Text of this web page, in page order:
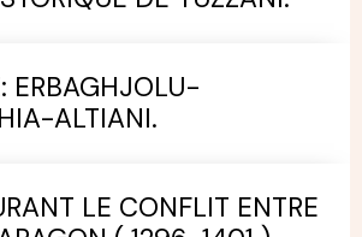
ERBAGHJOLU-
ALTIANI.
LE CONFLIT ENTRE